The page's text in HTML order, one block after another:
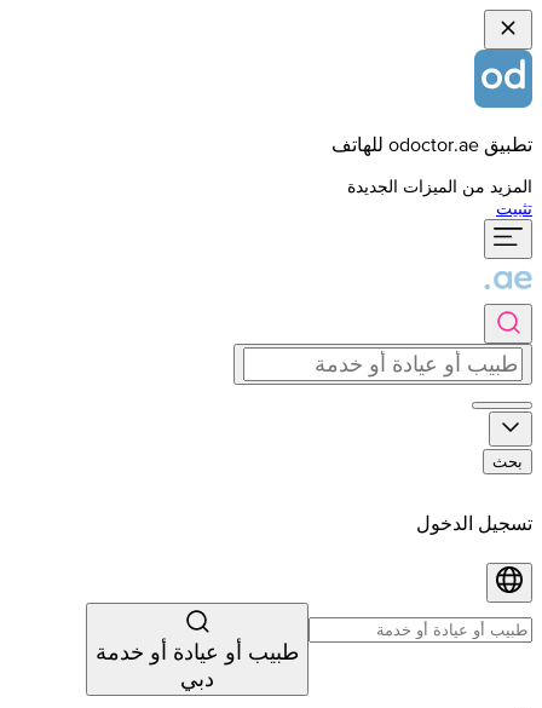
تطبيق odoctor.ae للهاتف
المزيد من الميزات الجديدة
تثبيت
بحث
تسجيل الدخول
طبيب أو عيادة أو خدمة
دبي